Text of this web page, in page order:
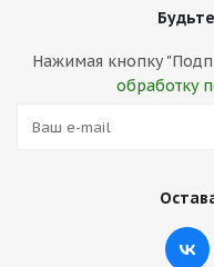
Нажимая кнопку
обработку